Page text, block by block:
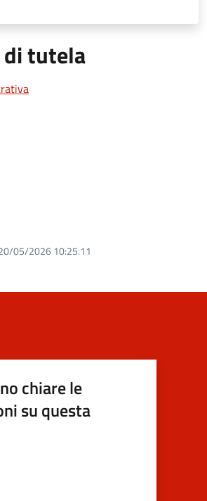
tutela
05/2026 10:25.11
chiare le
su questa